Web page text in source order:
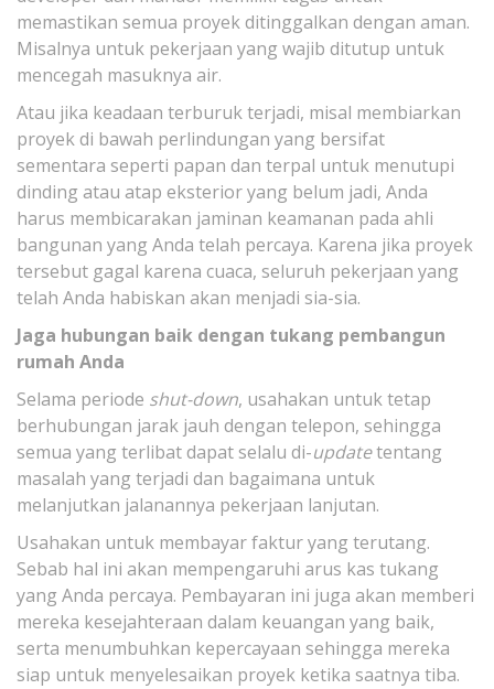
memastikan semua proyek ditinggalkan dengan aman.
Misalnya untuk pekerjaan yang wajib ditutup untuk
mencegah masuknya air.
Atau jika keadaan terburuk terjadi, misal membiarkan
proyek di bawah perlindungan yang bersifat
sementara seperti papan dan terpal untuk menutupi
dinding atau atap eksterior yang belum jadi, Anda
harus membicarakan jaminan keamanan pada ahli
bangunan yang Anda telah percaya. Karena jika proyek
tersebut gagal karena cuaca, seluruh pekerjaan yang
telah Anda habiskan akan menjadi sia-sia.
Jaga hubungan baik dengan tukang pembangun
rumah Anda
Selama periode shut-down, usahakan untuk tetap
berhubungan jarak jauh dengan telepon, sehingga
semua yang terlibat dapat selalu di-updatetentang
masalah yang terjadi dan bagaimana untuk
melanjutkan jalanannya pekerjaan lanjutan.
Usahakan untuk membayar faktur yang terutang.
Sebab hal ini akan mempengaruhi arus kas tukang
yang Anda percaya. Pembayaran ini juga akan memberi
mereka kesejahteraan dalam keuangan yang baik,
serta menumbuhkan kepercayaan sehingga mereka
siap untuk menyelesaikan proyek ketika saatnya tiba.